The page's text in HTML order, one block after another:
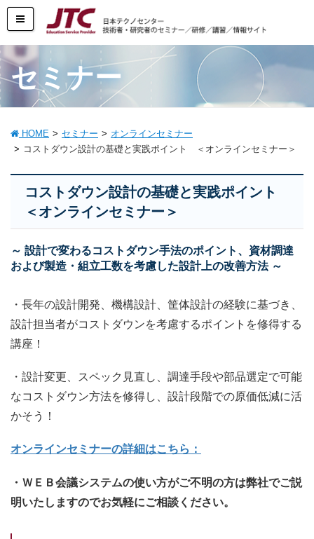
セミナー
HOME セミナー
オンラインセミナー
コストダウン設計の基礎と実践ポイント ＜オンラインセミナー＞
コストダウン設計の基礎と実践ポイント
＜オンラインセミナー＞
～ 設計で変わるコストダウン手法のポイント、資材調達
および製造・組立工数を考慮した設計上の改善方法 ～
・長年の設計開発、機構設計、筐体設計の経験に基づき、
設計担当者がコストダウンを考慮するポイントを修得する
講座！
・設計変更、スペック見直し、調達手段や部品選定で可能
なコストダウン方法を修得し、設計段階での原価低減に活
かそう！
オンラインセミナーの詳細はこちら：
・ＷＥＢ会議システムの使い方がご不明の方は弊社でご説
明いたしますのでお気軽にご相談ください。